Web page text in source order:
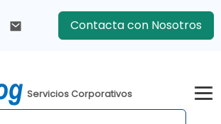
Contacta con Nosotros
Servicios Corporativos